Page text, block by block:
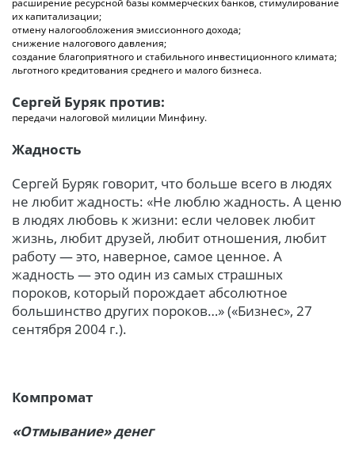
их капитализации;
отмену налогообложения эмиссионного дохода;
снижение налогового давления;
создание благоприятного и стабильного инвестиционного климата;
льготного кредитования среднего и малого бизнеса.
Сергей Буряк против:
передачи налоговой милиции Минфину.
Жадность
Сергей Буряк говорит, что больше всего в людях
не любит жадность: «Не люблю жадность. А ценю
в людях любовь к жизни: если человек любит
жизнь, любит друзей, любит отношения, любит
работу — это, наверное, самое ценное. А
жадность — это один из самых страшных
пороков, который порождает абсолютное
большинство других пороков…» («Бизнес», 27
сентября 2004 г.).
Компромат
«Отмывание» денег